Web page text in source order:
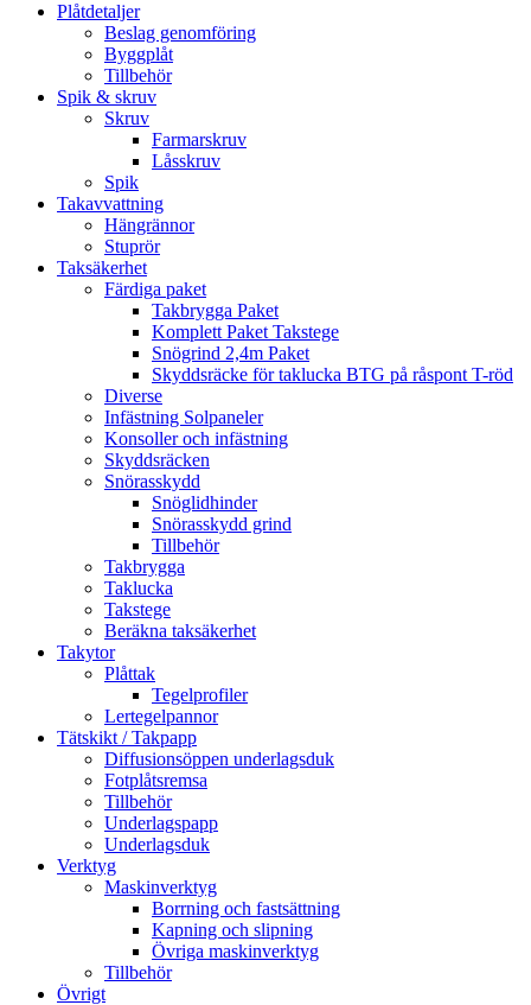
Plåtdetaljer
Beslag genomföring
Byggplåt
Tillbehör
Spik & skruv
Skruv
Farmarskruv
Låsskruv
Spik
Takavvattning
Hängrännor
Stuprör
Taksäkerhet
Färdiga paket
Takbrygga Paket
Komplett Paket Takstege
Snögrind 2,4m Paket
Skyddsräcke för taklucka BTG på råspont T-röd
Diverse
Infästning Solpaneler
Konsoller och infästning
Skyddsräcken
Snörasskydd
Snöglidhinder
Snörasskydd grind
Tillbehör
Takbrygga
Taklucka
Takstege
Beräkna taksäkerhet
Takytor
Plåttak
Tegelprofiler
Lertegelpannor
Tätskikt / Takpapp
Diffusionsöppen underlagsduk
Fotplåtsremsa
Tillbehör
Underlagspapp
Underlagsduk
Verktyg
Maskinverktyg
Borrning och fastsättning
Kapning och slipning
Övriga maskinverktyg
Tillbehör
Övrigt